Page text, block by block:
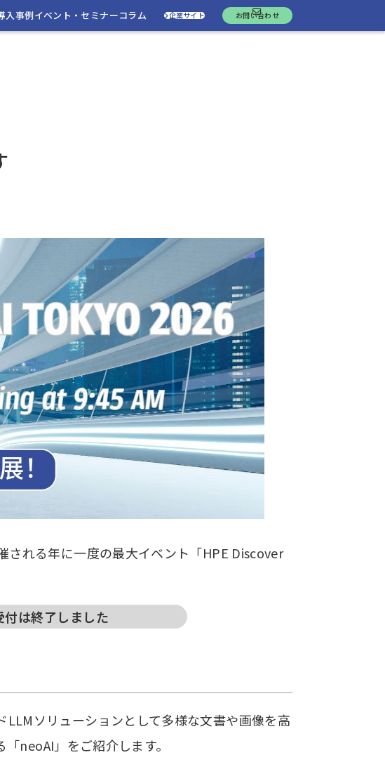
企業サイト
入事例イベント・セミナーコラム お問い合わせ
される年に一度の最大イベント「HPE Discover
付は終了しました
ソリューションとして多様な文書や画像を高
neoAI」をご紹介します。